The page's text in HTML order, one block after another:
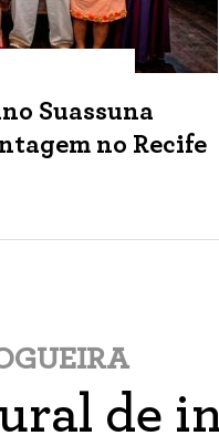
Suassuna
no Recife
de